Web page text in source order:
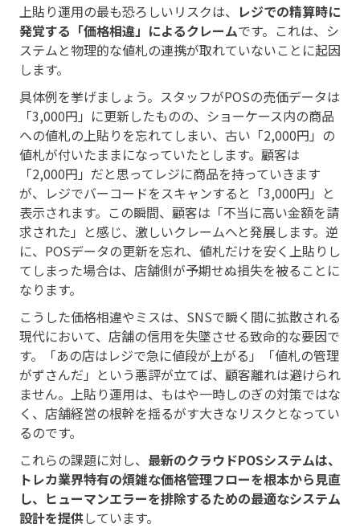
上貼り運用の最も恐ろしいリスクは、 レジでの精算時に
発覚する「価格相違」によるクレームです。これは、シ
ステムと物理的な値札の連携が取れていないことに起因
します。
具体例を挙げましょう。スタッフがPOSの売価データは
「3,000円」に更新したものの、ショーケース内の商品
への値札の上貼りを忘れてしまい、古い「2,000円」の
値札が付いたままになっていたとします。顧客は
「2,000円」だと思ってレジに商品を持っていきます
が、レジでバーコードをスキャンすると「3,000円」と
表示されます。この瞬間、顧客は「不当に高い金額を請
求された」と感じ、激しいクレームへと発展します。逆
に、POSデータの更新を忘れ、値札だけを安く上貼りし
てしまった場合は、店舗側が予期せぬ損失を被ることに
なります。
こうした価格相違やミスは、SNSで瞬く間に拡散される
現代において、店舗の信用を失墜させる致命的な要因で
す。「あの店はレジで急に値段が上がる」「値札の管理
がずさんだ」という悪評が立てば、顧客離れは避けられ
ません。上貼り運用は、もはや一時しのぎの対策ではな
く、店舗経営の根幹を揺るがす大きなリスクとなってい
るのです。
これらの課題に対し、 最新のクラウドPOSシステムは、
トレカ業界特有の煩雑な価格管理フローを根本から見直
し、ヒューマンエラーを排除するための最適なシステム
設計を提供しています。